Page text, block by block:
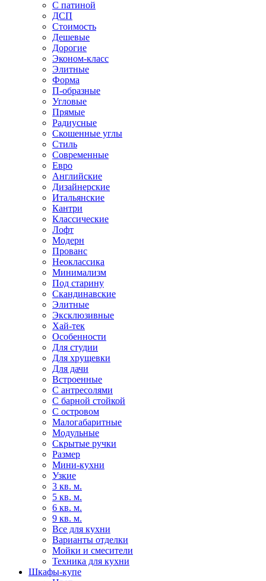
С патиной
ДСП
Стоимость
Дешевые
Дорогие
Эконом-класс
Элитные
Форма
П-образные
Угловые
Прямые
Радиусные
Скошенные углы
Стиль
Современные
Евро
Английские
Дизайнерские
Итальянские
Кантри
Классические
Лофт
Модерн
Прованс
Неоклассика
Минимализм
Под старину
Скандинавские
Элитные
Эксклюзивные
Хай-тек
Особенности
Для студии
Для хрущевки
Для дачи
Встроенные
С антресолями
С барной стойкой
С островом
Малогабаритные
Модульные
Скрытые ручки
Размер
Мини-кухни
Узкие
3 кв. м.
5 кв. м.
6 кв. м.
9 кв. м.
Все для кухни
Варианты отделки
Мойки и смесители
Техника для кухни
Шкафы-купе